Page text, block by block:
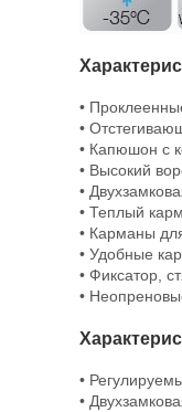
•
•
• Капюшон с
• Высокий
•
• Теплый
• Карманы
• Удобные
• Фиксатор,
•
•
•